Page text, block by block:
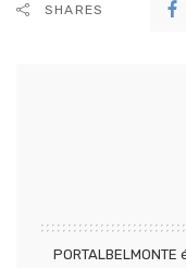
SHARES